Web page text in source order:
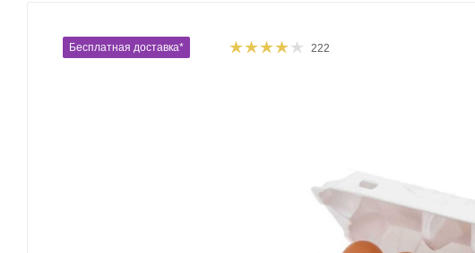
Бесплатная доставка* 222